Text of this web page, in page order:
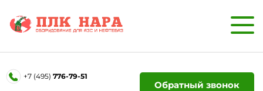
+7 (495) 776-79-51
Обратный звонок
Форма обратной связи
Ваше имя